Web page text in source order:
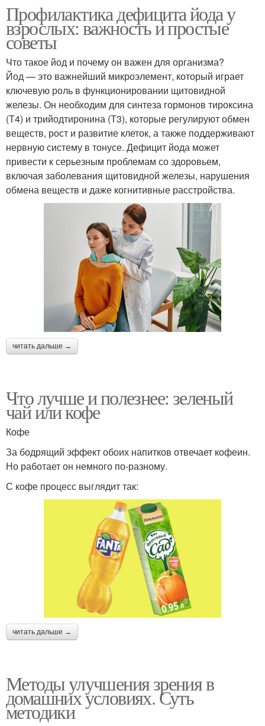
Профилактика дефицита йода у
взрослых: важность и простые
советы
Что такое йод и почему он важен для организма?
Йод — это важнейший микроэлемент, который играет
ключевую роль в функционировании щитовидной
железы. Он необходим для синтеза гормонов тироксина
(Т4) и трийодтиронина (Т3), которые регулируют обмен
веществ, рост и развитие клеток, а также поддерживают
нервную систему в тонусе. Дефицит йода может
привести к серьезным проблемам со здоровьем,
включая заболевания щитовидной железы, нарушения
обмена веществ и даже когнитивные расстройства.
читать дальше →
Что лучше и полезнее: зеленый
чай или кофе
Кофе
За бодрящий эффект обоих напитков отвечает кофеин.
Но работает он немного по-разному.
С кофе процесс выглядит так:
читать дальше →
Методы улучшения зрения в
домашних условиях. Суть
методики